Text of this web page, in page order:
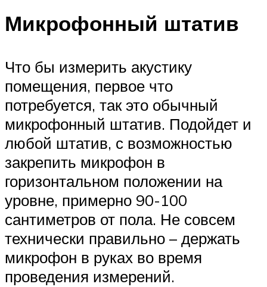
Микрофонный штатив
Что бы измерить акустику
помещения, первое что
потребуется, так это обычный
микрофонный штатив. Подойдет и
любой штатив, с возможностью
закрепить микрофон в
горизонтальном положении на
уровне, примерно 90-100
сантиметров от пола. Не совсем
технически правильно – держать
микрофон в руках во время
проведения измерений.